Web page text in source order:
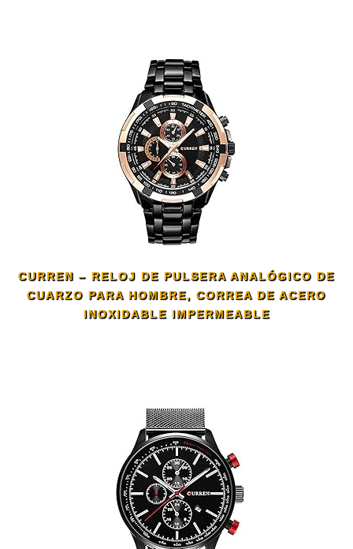
CURREN – RELOJ DE PULSERA ANALÓGICO DE
CUARZO PARA HOMBRE, CORREA DE ACERO
INOXIDABLE IMPERMEABLE